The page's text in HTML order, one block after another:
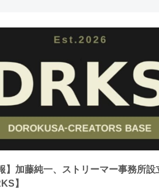
】加藤純一、ストリーマー事務所設
】